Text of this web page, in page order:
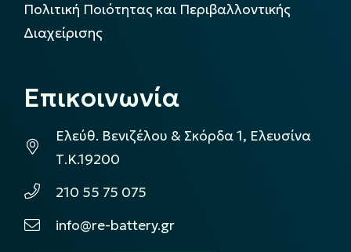
Πολιτική Ποιότητας και Περιβαλλοντικής
Διαχείρισης
Επικοινωνία
Ελεύθ. Βενιζέλου & Σκόρδα 1, Ελευσίνα
Τ.Κ.19200
210 55 75 075
info@re-battery.gr